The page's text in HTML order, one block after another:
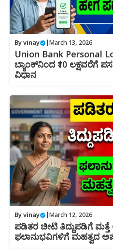
Byvinay March 13, 2026
Union Bank
ಬ್ಯಾಂಕ್‌ನಿಂದ ₹10
ವಿಧಾನ
Byvinay March 12, 2026
ಪಡಿತರ ಚೀಟಿ ತಿದ್ದುಪಡಿಗೆ ಮತ್ತೆ
ಫಲಾನುಭವಿಗಳಿಗೆ ಮಹತ್ವದ